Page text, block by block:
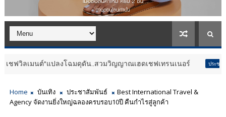
ดัน..สวมวิญญาณเฮดเชฟเทรนเนอร์ ประชาสัมพันธ์ อลิอันซ์ อยุธยา ค
Home บันเทิง ประชาสัมพันธ์
Best International Travel &
Agency จัดงานยิ่งใหญ่ฉลองครบรอบ10ปี คืนกำไรสู่ลูกค้า